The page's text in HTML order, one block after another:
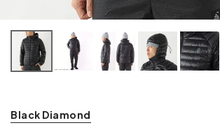
Black Diamond